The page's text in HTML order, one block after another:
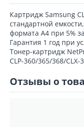
Картридж Samsung
стандартной
формата А4 при 5%
Гарантия 1 год при
Тонер-картридж
CLP-360/365/368/
Отзывы о